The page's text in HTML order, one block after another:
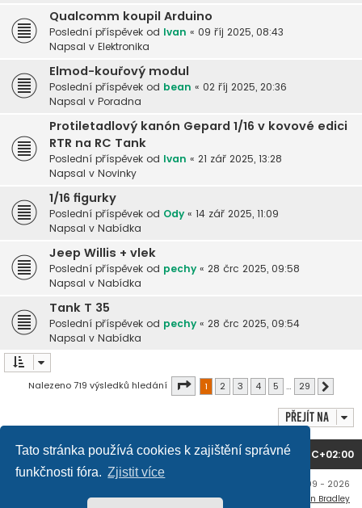
Tato stránka používá cookies k zajištění správné
funkčnosti fóra. Zjistit více
Qualcomm koupil Arduino
Poslední příspěvek od Ivan « 09 říj 2025, 08:43
Napsal v Elektronika
Elmod-kouřový modul
Poslední příspěvek od bean « 02 říj 2025, 20:36
Napsal v Poradna
Protiletadlový kanón Gepard 1/16 v kovové edici
RTR na RC Tank
Poslední příspěvek od Ivan « 21 zář 2025, 13:28
Napsal v Novinky
1/16 figurky
Poslední příspěvek od Ody « 14 zář 2025, 11:09
Napsal v Nabídka
Jeep Willis + vlek
Poslední příspěvek od pechy « 28 črc 2025, 09:58
Napsal v Nabídka
Tank T 35
Poslední příspěvek od pechy « 28 črc 2025, 09:54
Napsal v Nabídka
Nalezeno 719 výsledků hledání Stránka z
1 2 3 4 5 … 29
Přejít na
Domů Obsah fóra Všechny časy jsou v UTC+02:00
Copyright © mujtank.cz 2009 - 2026
Ian Bradley